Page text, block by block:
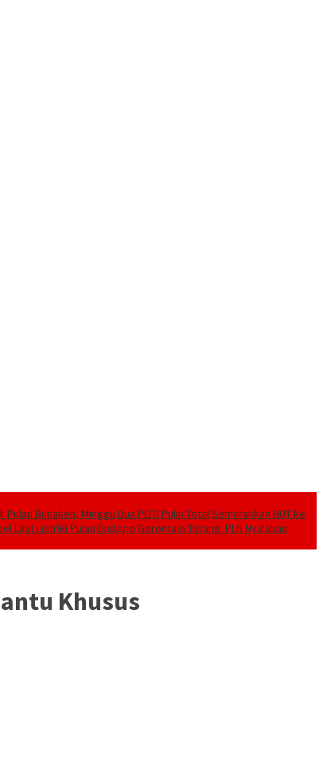
Bunaken, Minggu Dua PLTD Pulih TotalSemarakkan HUT ke
Laut Listriki Pulau Dudepo Gorontalo Terang. PLN Nyalakan
Khusus